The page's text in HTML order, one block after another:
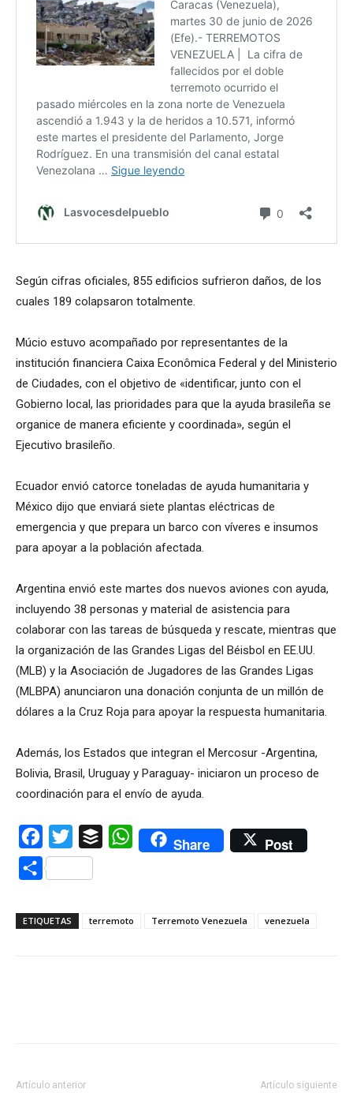
Según cifras oficiales, 855 edificios sufrieron daños, de los
cuales 189 colapsaron totalmente.
Múcio estuvo acompañado por representantes de la
institución financiera Caixa Econômica Federal y del Ministerio
de Ciudades, con el objetivo de «identificar, junto con el
Gobierno local, las prioridades para que la ayuda brasileña se
organice de manera eficiente y coordinada», según el
Ejecutivo brasileño.
Ecuador envió catorce toneladas de ayuda humanitaria y
México dijo que enviará siete plantas eléctricas de
emergencia y que prepara un barco con víveres e insumos
para apoyar a la población afectada.
Argentina envió este martes dos nuevos aviones con ayuda,
incluyendo 38 personas y material de asistencia para
colaborar con las tareas de búsqueda y rescate, mientras que
la organización de las Grandes Ligas del Béisbol en EE.UU.
(MLB) y la Asociación de Jugadores de las Grandes Ligas
(MLBPA) anunciaron una donación conjunta de un millón de
dólares a la Cruz Roja para apoyar la respuesta humanitaria.
Además, los Estados que integran el Mercosur -Argentina,
Bolivia, Brasil, Uruguay y Paraguay- iniciaron un proceso de
coordinación para el envío de ayuda.
Facebook
Twitter Buffer WhatsAppShare Post
Compartir
ETIQUETAS terremoto Terremoto Venezuela venezuela
Artículo anterior Artículo siguiente